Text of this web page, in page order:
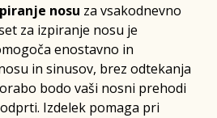
nosu za vsakodnevno
za izpiranje nosu je
enostavno in
in sinusov, brez odtekanja
bodo vaši nosni prehodi
Izdelek pomaga pri